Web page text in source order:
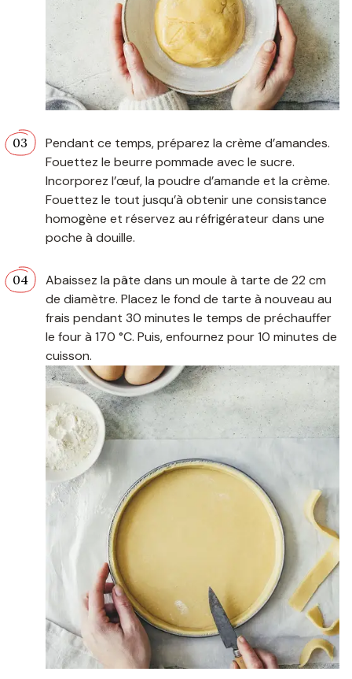
Pendant ce temps, préparez la crème d’amandes.
Fouettez le beurre pommade avec le sucre.
Incorporez l’œuf, la poudre d’amande et la crème.
Fouettez le tout jusqu’à obtenir une consistance
homogène et réservez au réfrigérateur dans une
poche à douille.
Abaissez la pâte dans un moule à tarte de 22 cm
de diamètre. Placez le fond de tarte à nouveau au
frais pendant 30 minutes le temps de préchauffer
le four à 170 °C. Puis, enfournez pour 10 minutes de
cuisson.